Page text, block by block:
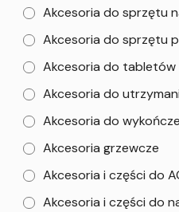
Akcesoria do sprzętu
Akcesoria do sprzętu
Akcesoria do tabletów
Akcesoria do
Akcesoria do
Akcesoria grzewcze
Akcesoria i części do
Akcesoria i części do